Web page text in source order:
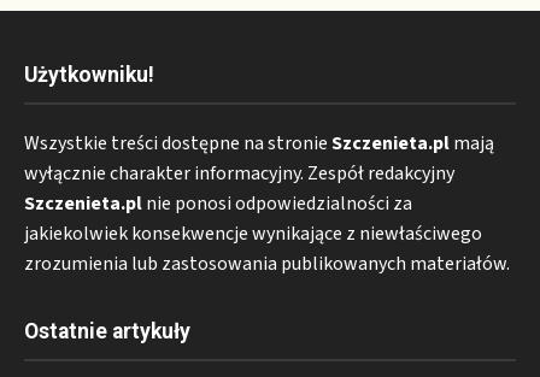
Użytkowniku!
Wszystkie treści dostępne na stronieSzczenieta.plmają
wyłącznie charakter informacyjny. Zespół redakcyjny
Szczenieta.plnie ponosi odpowiedzialności za
jakiekolwiek konsekwencje wynikające z niewłaściwego
zrozumienia lub zastosowania publikowanych materiałów.
Ostatnie artykuły